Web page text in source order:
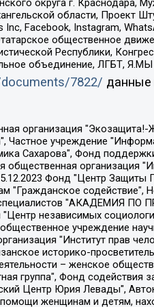
округа г. Краснодара,
области, Проект
Facebook, Instagram,
общественное
Республики,
объединение, ЛГБТ, Я.МЫ
7822/ данные
фонд помощи осужденным и их семьям, Автономная некоммерческая организация "Институт глобализации и социальных движений", Фонд "В защиту прав заключенных", Частное учреждение "Центр поддержки и содействия развитию средств массовой информации", Пензенский региональный общественный благотворительный фонд "Гражданский союз", "Север.Реалии", Некоммерческая организация Фонд "Правовая инициатива", Общество с ограниченной ответственностью "Радио Свободная Европа/Радио Свобода", Чешское информационное агентство "MEDIUM-ORIENT", Красноярская региональная общественная организация "Мы против СПИДа", Камалягин Денис Николаевич, Маркелов Сергей Евгеньевич, Пономарев Лев Александрович, Савицкая Людмила Алексеевна, Автономная некоммерческая организация "Центр по работе с проблемой насилия "НАСИЛИЮ.НЕТ", Межрегиональный профессиональный союз работников здравоохранения "Альянс врачей", Юридическое лицо, зарегистрированное в Латвийской Республике, SIA "Medusa Project" (регистрационный номер 40103797863, дата регистрации 10.06.2014), Некоммерческая организация "Фонд по борьбе с коррупцией", Автономная некоммерческая организация "Институт права и публичной политики", Баданин Роман Сергеевич, Гликин Максим Александрович, Железнова Мария Михайловна, Лукьянова Юлия Сергеевна, Маетная Елизавета Витальевна, Маняхин Петр Борисович, Чуракова Ольга Владимировна, Ярош Юлия Петровна, Юридическое лицо "The Insider SIA", зарегистрированное в Риге, Латвийская Республика (дата регистрации 26.06.2015), являющееся администратором доменного имени интернет-издания "The Insider SIA", https://theins.ru, Постернак Алексей Евгеньевич, Рубин Михаил Аркадьевич, Анин Роман Александрович, Юридическое лицо Istories fonds, зарегистрированное в